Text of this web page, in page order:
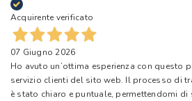
Acquirente verificato
07 Giugno 2026
Ho avuto un’ottima esperienza con questo
servizio clienti del sito web. Il processo di
è stato chiaro e puntuale, permettendomi